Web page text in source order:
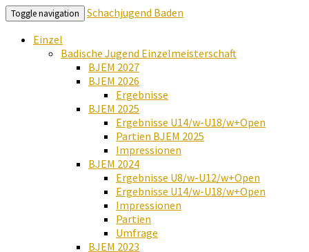
Toggle navigation
Schachjugend Baden
Einzel
Badische Jugend Einzelmeisterschaft
BJEM 2027
BJEM 2026
Ergebnisse
BJEM 2025
Ergebnisse U14/w-U18/w+Open
Partien BJEM 2025
Impressionen
BJEM 2024
Ergebnisse U8/w-U12/w+Open
Ergebnisse U14/w-U18/w+Open
Impressionen
Partien
Umfrage
BJEM 2023